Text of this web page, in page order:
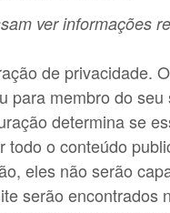
ver informações
de privacidade.
para membro do
determina se
todo o conteúdo
eles não serão
serão encontrados